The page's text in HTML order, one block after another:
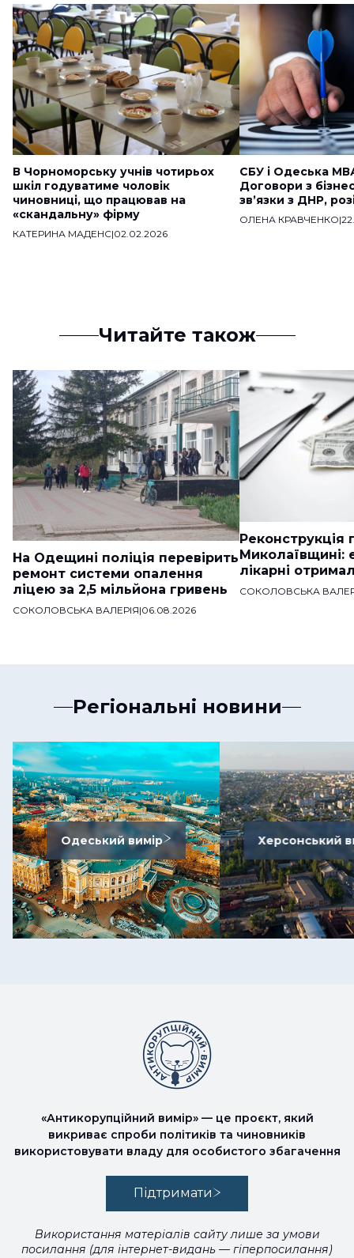
В Чорноморську учнів чотирьох
шкіл годуватиме чоловік
чиновниці, що працював на
«скандальну» фірму
КАТЕРИНА МАДЕНС|02.02.2026
СБУ і Одеська
Договори з
звʼязки з ДНР,
ОЛЕНА КРАВЧЕНКО|
Читайте також
На Одещині поліція перевірить
ремонт системи опалення
ліцею за 2,5 мільйона гривень
СОКОЛОВСЬКА ВАЛЕРІЯ|06.08.2026
Реконструкція
Миколаївщині:
лікарні
СОКОЛОВСЬКА
Регіональні новини
Одеський вимір Херсонський
«Антикорупційний вимір» — це проєкт, який
викриває спроби політиків та чиновників
використовувати владу для особистого збагачення
Підтримати
Використання матеріалів сайту лише за умови
посилання (для інтернет-видань — гіперпосилання)